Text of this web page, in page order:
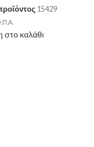
15429
καλάθι